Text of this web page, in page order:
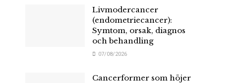
Livmodercancer
(endometriecancer):
Symtom, orsak, diagnos
och behandling
07/08/2026
Cancerformer som höjer